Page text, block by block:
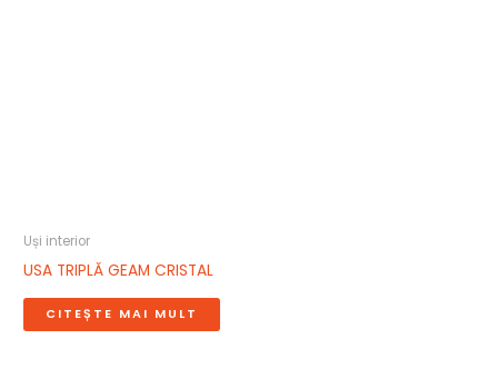
Uși interior
USA TRIPLĂ GEAM CRISTAL
CITEȘTE MAI MULT